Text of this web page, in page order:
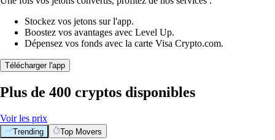
Stockez vos jetons sur l'app.
Boostez vos avantages avec Level Up.
Dépensez vos fonds avec la carte Visa Crypto.com.
Télécharger l'app
Plus de 400 cryptos disponibles
Voir les prix
Trending Top Movers